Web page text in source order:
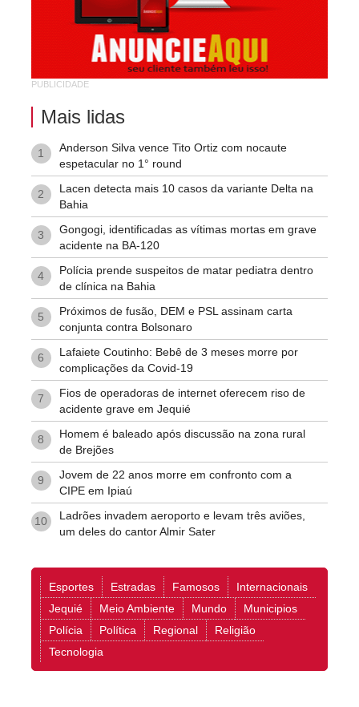
Vila Rodoviária
PUBLICIDADE
Mais lidas
1
Anderson Silva vence Tito Ortiz com nocaute
espetacular no 1° round
2
Lacen detecta mais 10 casos da variante Delta na
Bahia
3
Gongogi, identificadas as vítimas mortas em grave
acidente na BA-120
4
Polícia prende suspeitos de matar pediatra dentro
de clínica na Bahia
5
Próximos de fusão, DEM e PSL assinam carta
conjunta contra Bolsonaro
6
Lafaiete Coutinho: Bebê de 3 meses morre por
complicações da Covid-19
7
Fios de operadoras de internet oferecem riso de
acidente grave em Jequié
8
Homem é baleado após discussão na zona rural
de Brejões
9
Jovem de 22 anos morre em confronto com a
CIPE em Ipiaú
10
Ladrões invadem aeroporto e levam três aviões,
um deles do cantor Almir Sater
Esportes Estradas Famosos
Internacionais
Jequié
Meio Ambiente Mundo
Municipios
Polícia
Política Regional
Religião
Tecnologia